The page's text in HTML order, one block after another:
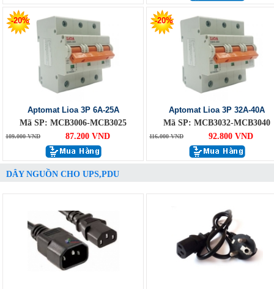
-20%
Aptomat Lioa 3P 6A-25A
Mã SP: MCB3006-MCB3025
109.000 VND 87.200 VND
-20%
Aptomat Lioa 3P 32A-40A
Mã SP: MCB3032-MCB3040
116.000 VND 92.800 VND
DÂY NGUỒN CHO UPS,PDU